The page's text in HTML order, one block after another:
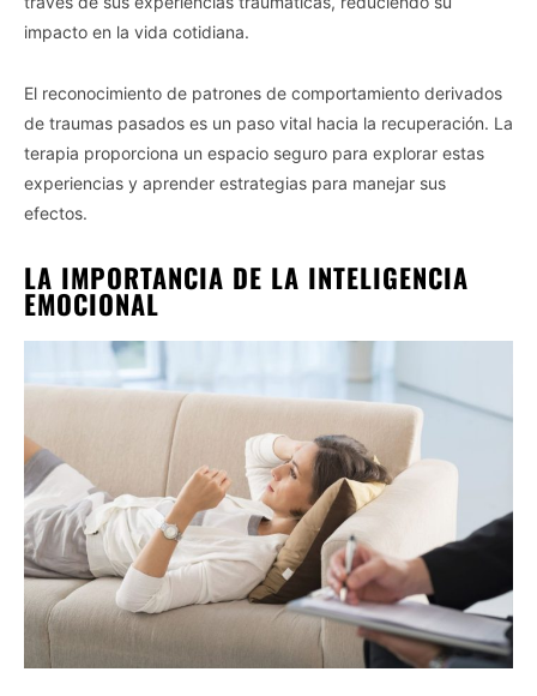
impacto en la vida cotidiana.
El reconocimiento de patrones de comportamiento derivados
de traumas pasados es un paso vital hacia la recuperación. La
terapia proporciona un espacio seguro para explorar estas
experiencias y aprender estrategias para manejar sus
efectos.
LA IMPORTANCIA DE LA INTELIGENCIA
EMOCIONAL